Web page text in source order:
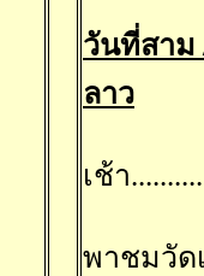
วันที่สาม
ลาว
เช้า
พาชมวัด